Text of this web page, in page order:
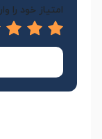
امتیاز خود را